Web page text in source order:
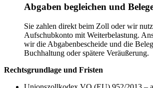
Abgaben begleichen und
Sie zahlen direkt beim Zoll oder wir
Aufschubkonto mit Weiterbelastung.
wir die Abgabenbescheide und die
Buchhaltung oder spätere Veräußerung.
Rechtsgrundlage und Fristen